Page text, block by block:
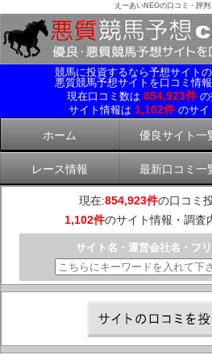
えーあいNEOの口コミ・評
競馬に投資するなら予想サイト
悪質競馬予想サイトを口コミ情
現在口コミ数は 854,923件 の
サイト情報は 1,102件 のサイ
ホーム 優良サイト一
レース情報 最新口コミ一
現在:854,923件の口コミ
1,102件のサイト情報・調査
サイト名・運営会社名・フ